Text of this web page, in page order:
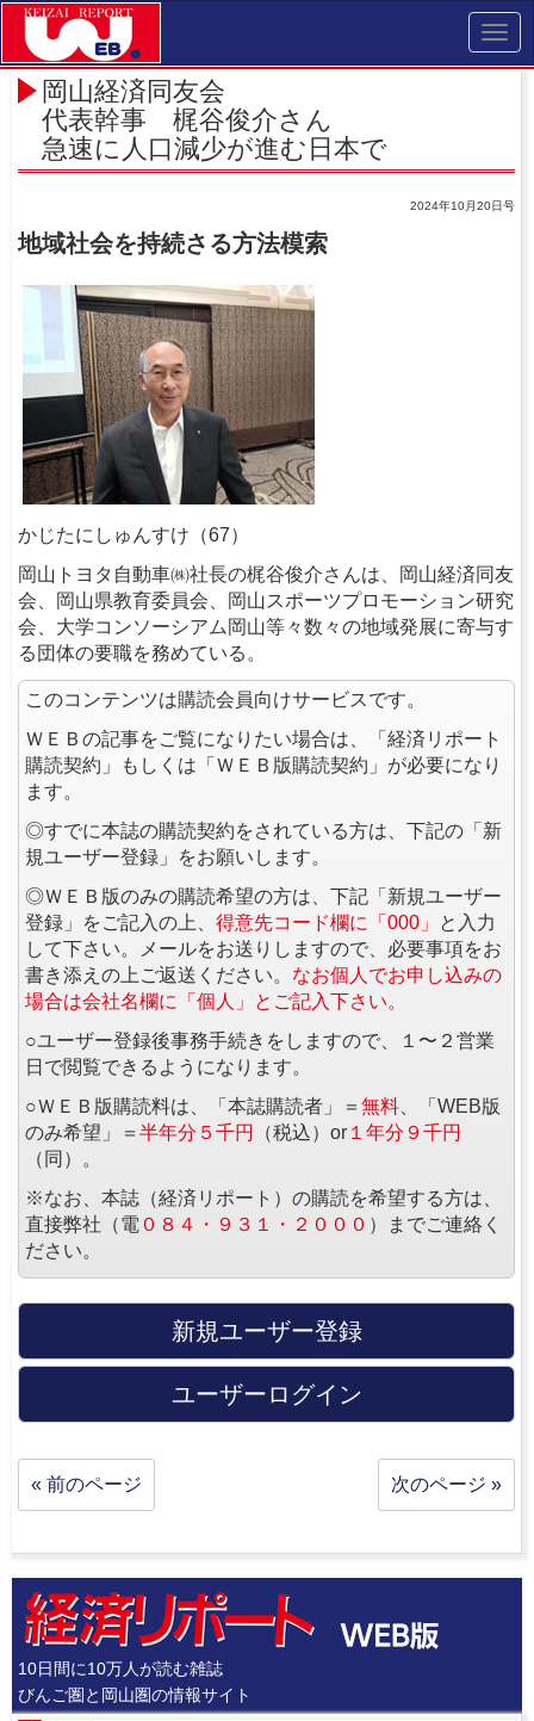
岡山経済同友会
代表幹事 梶谷俊介さん
急速に人口減少が進む日本で
2024年10月20日号
地域社会を持続さる方法模索
かじたにしゅんすけ（67）
岡山トヨタ自動車㈱社長の梶谷俊介さんは、岡山経済同友
会、岡山県教育委員会、岡山スポーツプロモーション研究
会、大学コンソーシアム岡山等々数々の地域発展に寄与す
る団体の要職を務めている。
このコンテンツは購読会員向けサービスです。
ＷＥＢの記事をご覧になりたい場合は、「経済リポート
購読契約」もしくは「ＷＥＢ版購読契約」が必要になり
ます。
◎すでに本誌の購読契約をされている方は、下記の「新
規ユーザー登録」をお願いします。
◎ＷＥＢ版のみの購読希望の方は、下記「新規ユーザー
登録」をご記入の上、 得意先コード欄に「000」
と入力
して下さい。メールをお送りしますので、必要事項をお
書き添えの上ご返送ください。 なお個人でお申し込みの
場合は会社名欄に「個人」とご記入下さい。
○ユーザー登録後事務手続きをしますので、１〜２営業
日で閲覧できるようになります。
○ＷＥＢ版購読料は、「本誌購読者」＝ 無料 、「WEB版
のみ希望」＝ 半年分５千円 （税込）or １年分９千円
（同）。
※なお、本誌（経済リポート）の購読を希望する方は、
直接弊社（電 ０８４・９３１・２０００ ）までご連絡く
ださい。
新規ユーザー登録
ユーザーログイン
« 前のページ 次のページ »
10日間に10万人が読む雑誌
びんご圏と岡山圏の情報サイト